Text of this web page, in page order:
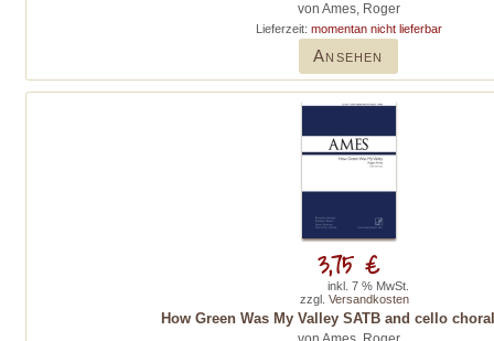
von Ames, Roger
Lieferzeit: momentan nicht lieferbar
Ansehen
How Green Was My Valley SATB and cello
3,75 €
inkl. 7 % MwSt.
zzgl. Versandkosten